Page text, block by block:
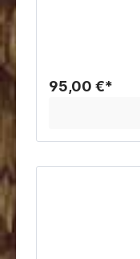
95,00 €*